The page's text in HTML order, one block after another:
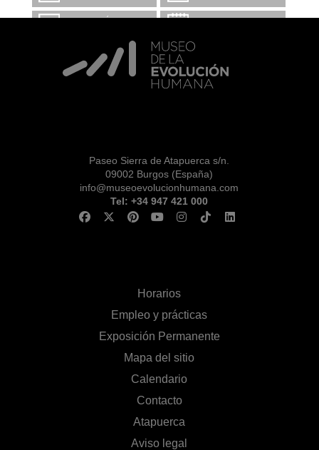
INFORMACIÓN Y
CALENDARIO
VISITA CON
MICROEXPLICACIONES
Paseo Sierra de Atapuerca s/n.
09002 Burgos (España)
info@museoevolucionhumana.com
Tel: +34 947 421 000
Horarios
Empleo y prácticas
Exposición Permanente
Mapa del sitio
Calendario
Contacto
Atapuerca
Aviso legal